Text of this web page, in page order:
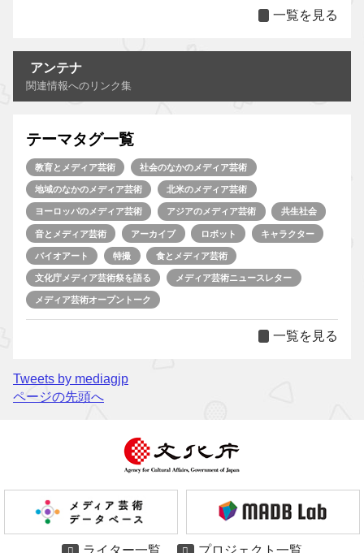
一覧を見る
アンテナ
関連情報へのリンク集
テーマタグ一覧
教育とメディア芸術 社会のなかのメディア芸術
地域のなかのメディア芸術 北米のメディア芸術
ヨーロッパのメディア芸術 アジアのメディア芸術 共生社会
音とメディア芸術 アーカイブ ロボット キャラクター
バイオアート 特撮 食とメディア芸術
文化庁メディア芸術祭を語る メディア芸術ニュースレター
メディア芸術オープントーク
一覧を見る
Tweets by mediagjp
ページの先頭へ
ライター一覧 プロジェクト一覧